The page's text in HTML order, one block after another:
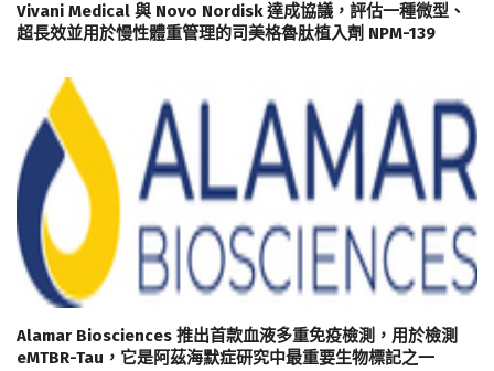
Vivani Medical 與 Novo Nordisk 達成協議，評估一種微型、
超長效並用於慢性體重管理的司美格魯肽植入劑 NPM-139
Alamar Biosciences 推出首款血液多重免疫檢測，用於檢測
eMTBR-Tau，它是阿茲海默症研究中最重要生物標記之一